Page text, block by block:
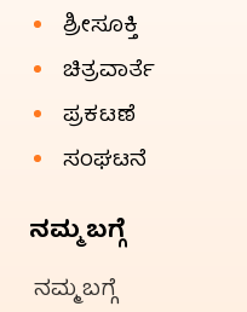
ಶ್ರೀಸೂಕ್ತಿ
ಚಿತ್ರವಾರ್ತೆ
ಪ್ರಕಟಣೆ
ಸಂಘಟನೆ
ನಮ್ಮ ಬಗ್ಗೆ
ನಮ್ಮ ಬಗ್ಗೆ